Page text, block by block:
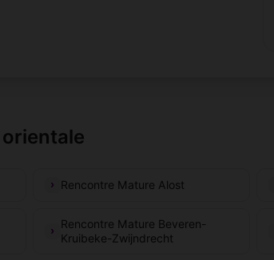
Rencontre Mature Alost
Rencontre Mature Beveren-
Kruibeke-Zwijndrecht